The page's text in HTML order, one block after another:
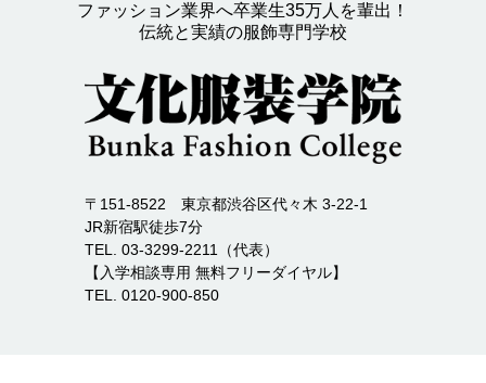
ファッション業界へ卒業生35万人を輩出！
伝統と実績の服飾専門学校
〒151-8522 東京都渋谷区代々木 3-22-1
JR新宿駅徒歩7分
TEL. 03-3299-2211（代表）
【入学相談専用 無料フリーダイヤル】
TEL. 0120-900-850